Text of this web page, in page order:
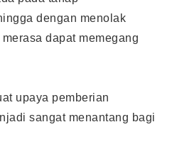
dengan menolak
dapat memegang
upaya pemberian
sangat menantang bagi